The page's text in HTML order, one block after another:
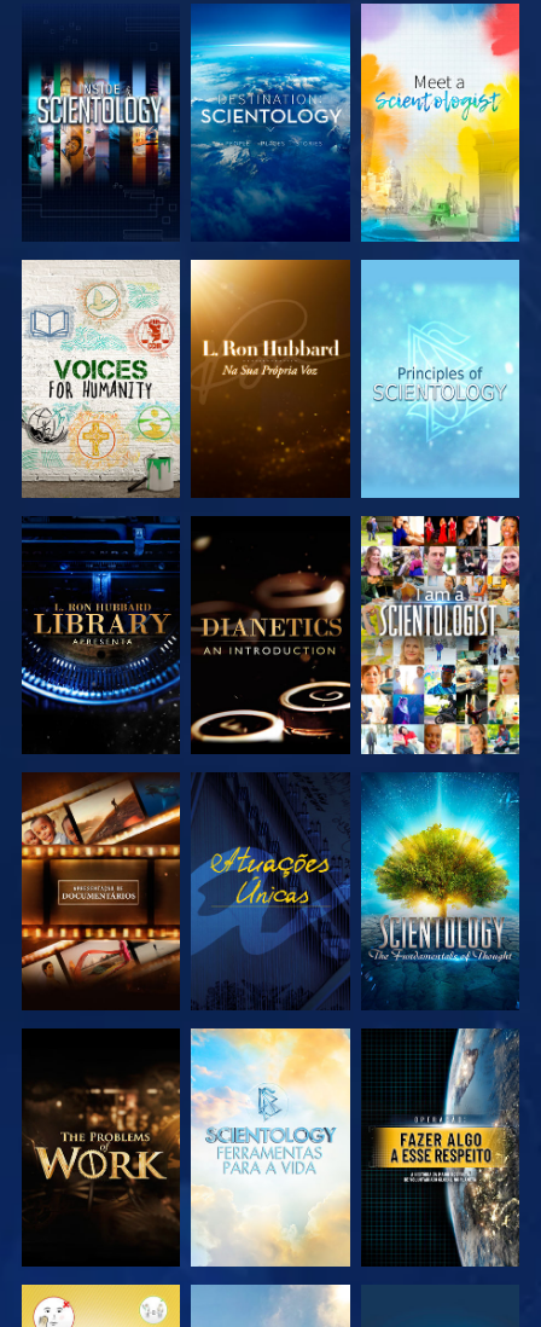
EXPLORAR A
SÉRIE
EXPLORAR A
SÉRIE
EXPLORAR A
SÉRIE
EXPLORAR A
SÉRIE
EXPLORAR A
SÉRIE
VER
EXPLORAR A
SÉRIE
VER
EXPLORAR A
SÉRIE
EXPLORAR A
SÉRIE
EXPLORAR A
SÉRIE
VER